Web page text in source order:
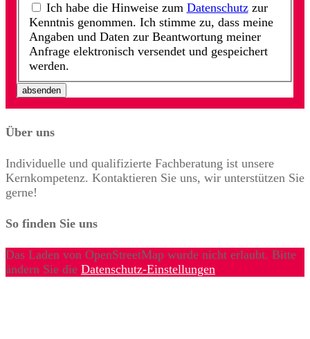
Ich habe die Hinweise zum Datenschutzzur
Kenntnis genommen. Ich stimme zu, dass meine
Angaben und Daten zur Beantwortung meiner
Anfrage elektronisch versendet und gespeichert
werden.
absenden
Über uns
Individuelle und qualifizierte Fachberatung ist unsere
Kernkompetenz. Kontaktieren Sie uns, wir unterstützen Sie
gerne!
So finden Sie uns
Das Laden von OpenStreetMap wurde nicht erlaubt. Bitte
ändern Sie die Datenschutz-Einstellungen